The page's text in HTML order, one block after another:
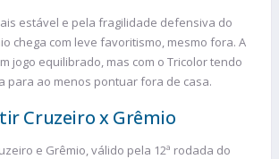
estável e pela fragilidade defensiva do
chega com leve favoritismo, mesmo fora. A
jogo equilibrado, mas com o Tricolor tendo
para ao menos pontuar fora de casa.
Cruzeiro x Grêmio
e Grêmio, válido pela 12ª rodada do